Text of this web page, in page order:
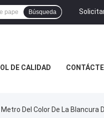
Búsqueda
DE CALIDAD
Del Color De La Blancura